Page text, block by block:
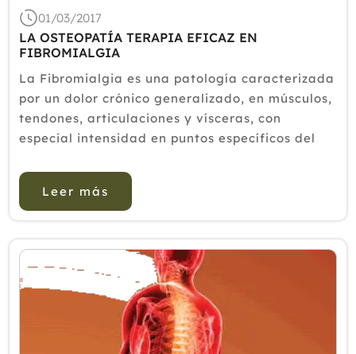
01/03/2017
LA OSTEOPATÍA TERAPIA EFICAZ EN
FIBROMIALGIA
La Fibromialgia es una patología caracterizada
por un dolor crónico generalizado, en músculos,
tendones, articulaciones y vísceras, con
especial intensidad en puntos específicos del
puntos sensibles a la presión. A...
Leer más